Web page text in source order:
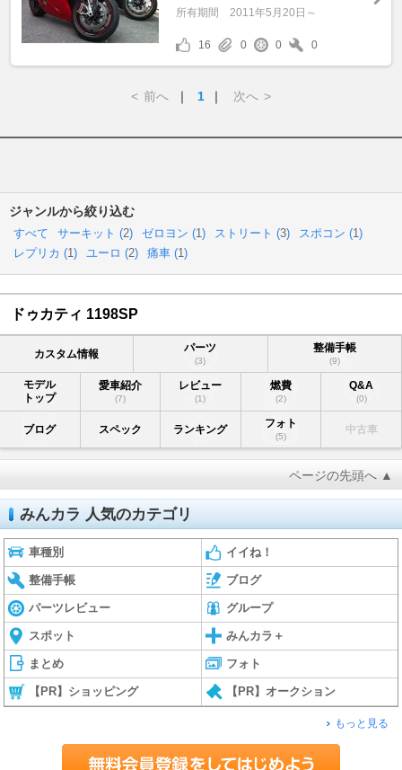
所有期間 2011年5月20日～
16 0 0 0
< 前へ ｜ 1 ｜ 次へ >
ジャンルから絞り込む
すべて サーキット (2) ゼロヨン (1) ストリート (3) スポコン (1)
レプリカ (1) ユーロ (2) 痛車 (1)
ドゥカティ 1198SP
カスタム情報 パーツ
(3)
整備手帳
(9)
モデル
トップ
愛車紹介
(7)
レビュー
(1)
燃費
(2)
Q&A
(0)
ブログ スペック ランキング フォト
(5)
中古車
ページの先頭へ ▲
みんカラ 人気のカテゴリ
車種別 イイね！
整備手帳 ブログ
パーツレビュー グループ
スポット みんカラ＋
まとめ フォト
【PR】ショッピング 【PR】オークション
もっと見る